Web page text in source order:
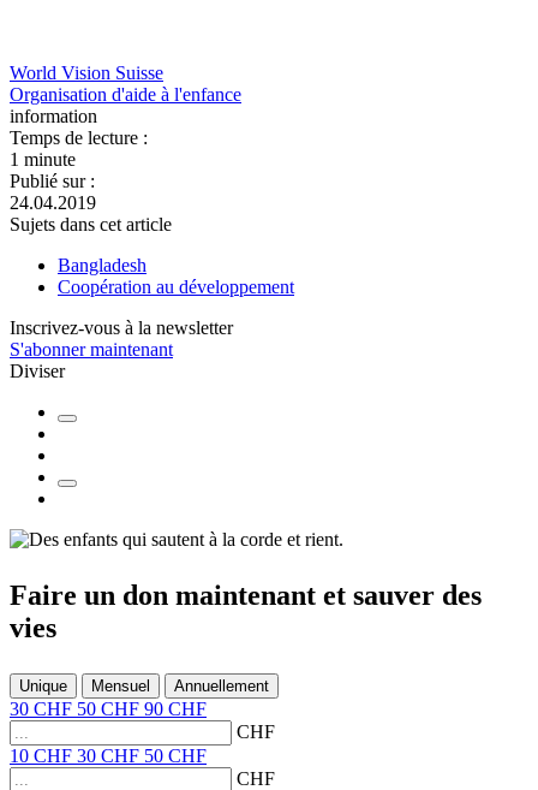
World Vision Suisse
Organisation d'aide à l'enfance
information
Temps de lecture :
1 minute
Publié sur :
24.04.2019
Sujets dans cet article
Bangladesh
Coopération au développement
Inscrivez-vous à la newsletter
S'abonner maintenant
Diviser
Faire un don maintenant et sauver des
vies
Unique Mensuel Annuellement
30 CHF 50 CHF 90 CHF
CHF
10 CHF 30 CHF 50 CHF
CHF